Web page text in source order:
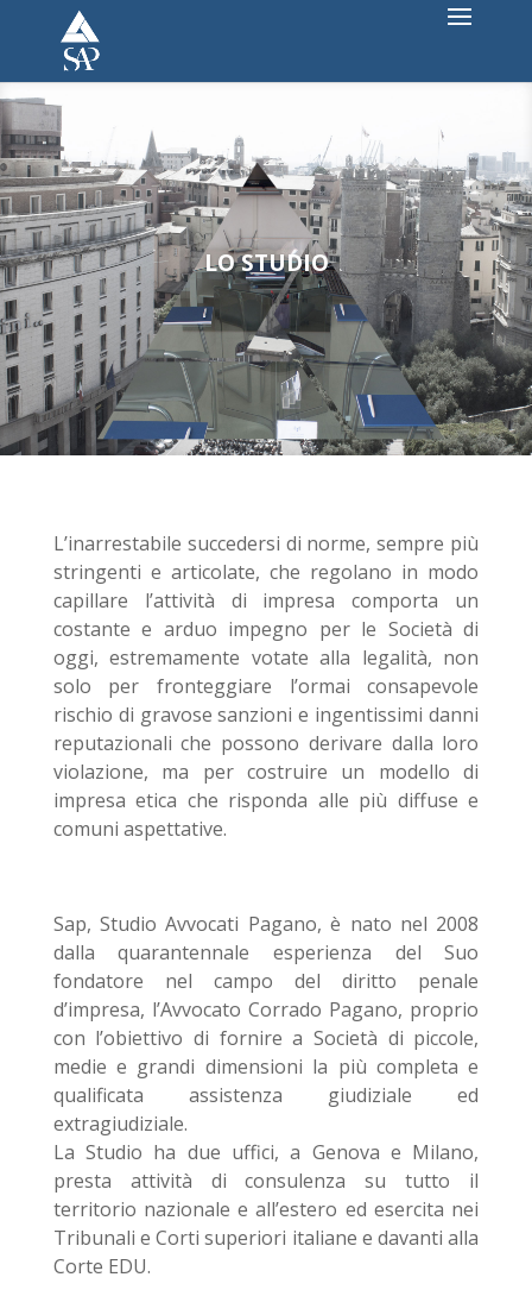
LO STUDIO
L’inarrestabile succedersi di norme, sempre più
stringenti e articolate, che regolano in modo
capillare l’attività di impresa comporta un
costante e arduo impegno per le Società di
oggi, estremamente votate alla legalità, non
solo per fronteggiare l’ormai consapevole
rischio di gravose sanzioni e ingentissimi danni
reputazionali che possono derivare dalla loro
violazione, ma per costruire un modello di
impresa etica che risponda alle più diffuse e
comuni aspettative.
Sap, Studio Avvocati Pagano, è nato nel 2008
dalla quarantennale esperienza del Suo
fondatore nel campo del diritto penale
d’impresa, l’Avvocato Corrado Pagano, proprio
con l’obiettivo di fornire a Società di piccole,
medie e grandi dimensioni la più completa e
qualificata assistenza giudiziale ed
extragiudiziale.
La Studio ha due uffici, a Genova e Milano,
presta attività di consulenza su tutto il
territorio nazionale e all’estero ed esercita nei
Tribunali e Corti superiori italiane e davanti alla
Corte EDU.